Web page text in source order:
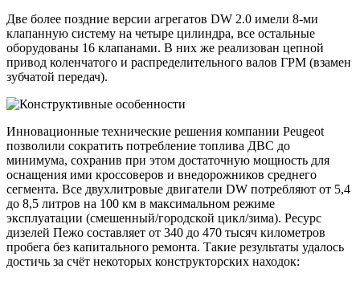
Две более поздние версии агрегатов DW 2.0 имели 8-ми
клапанную систему на четыре цилиндра, все остальные
оборудованы 16 клапанами. В них же реализован цепной
привод коленчатого и распределительного валов ГРМ (взамен
зубчатой передач).
Инновационные технические решения компании Peugeot
позволили сократить потребление топлива ДВС до
минимума, сохранив при этом достаточную мощность для
оснащения ими кроссоверов и внедорожников среднего
сегмента. Все двухлитровые двигатели DW потребляют от 5,4
до 8,5 литров на 100 км в максимальном режиме
эксплуатации (смешенный/городской цикл/зима). Ресурс
дизелей Пежо составляет от 340 до 470 тысяч километров
пробега без капитального ремонта. Такие результаты удалось
достичь за счёт некоторых конструкторских находок: